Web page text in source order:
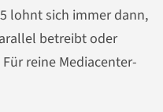
lohnt sich immer dann,
betreibt oder
reine Mediacenter-